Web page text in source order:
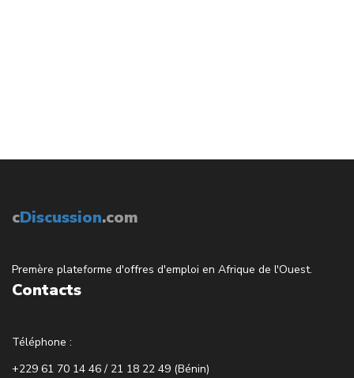
cDiscussion.com
Premère plateforme d'offres d'emploi en Afrique de l'Ouest.
Contacts
Téléphone :
+229 61 70 14 46 / 21 18 22 49 (Bénin)